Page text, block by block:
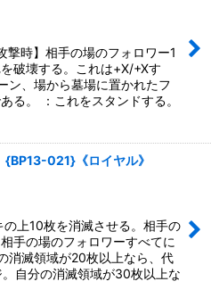
時】相手の場のフォロワー1
破壊する。これは+X/+Xす
ン、場から墓場に置かれたフ
る。 ：これをスタンドする。
{BP13-021}《ロイヤル》
10枚を消滅させる。相手の
手の場のフォロワーすべてに
消滅領域が20枚以上なら、代
自分の消滅領域が30枚以上な